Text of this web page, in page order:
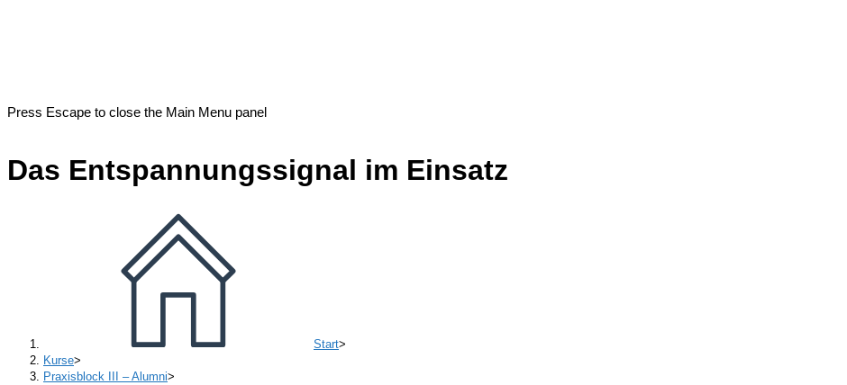
Press Escape to close the Main Menu panel
Das Entspannungssignal im Einsatz
Start>
Kurse>
Praxisblock III – Alumni>